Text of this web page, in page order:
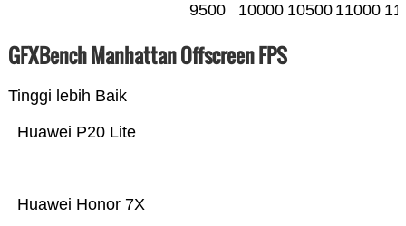
9500 10000 10500 11000
GFXBench Manhattan Offscreen FPS
Tinggi lebih Baik
Huawei Honor 7X
Huawei P20 Lite